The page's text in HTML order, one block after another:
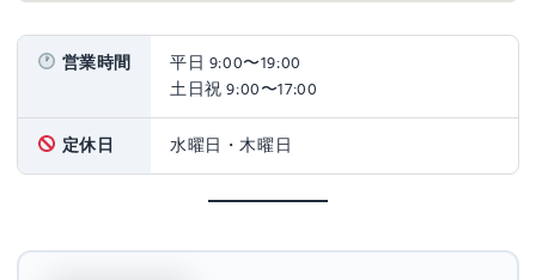
営業時間
平日 9:00〜19:00
土日祝 9:00〜17:00
定休日 水曜日・木曜日